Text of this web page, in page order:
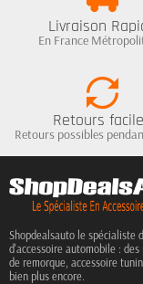
Livraison
En France
Retours
Retours possibles
Shopdealsauto le spécialiste
d'accessoire automobile :
de remorque, accessoire
bien plus encore.